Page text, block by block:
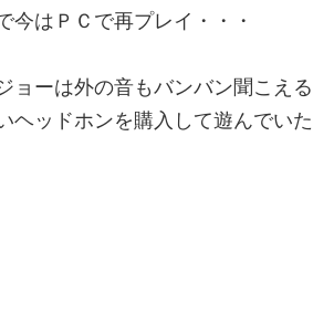
今はＰＣで再プレイ・・・
ョーは外の音もバンバン聞こえる
ヘッドホンを購入して遊んでいた